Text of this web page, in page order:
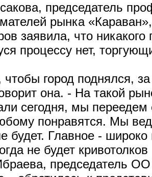
председатель
рынка
заявила, что никакого
процессу нет,
город поднялся,
она. - На такой
сегодня, мы
понравятся. Мы
будет. Главное -
не будет
председатель